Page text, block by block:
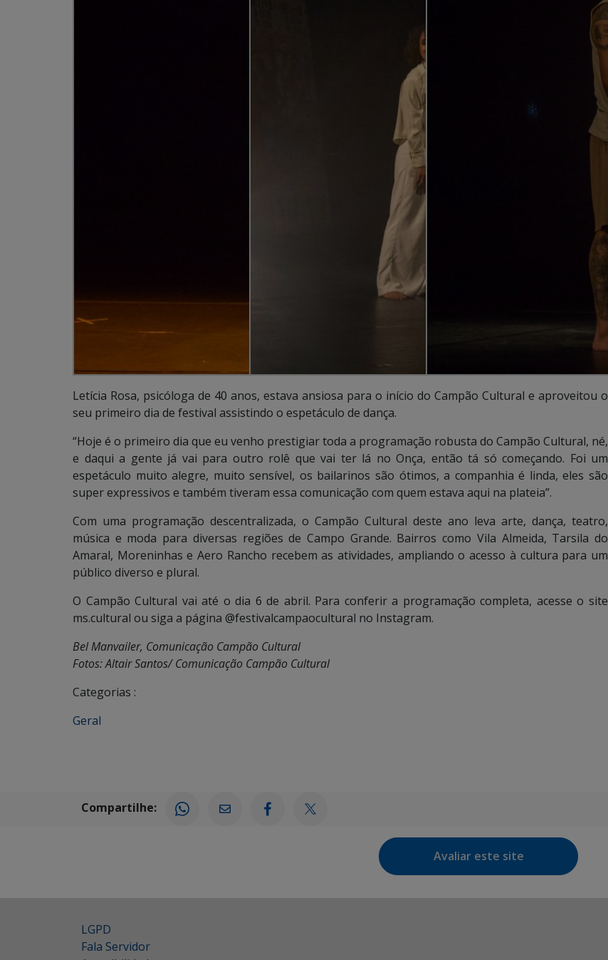
Letícia Rosa, psicóloga de 40 anos, estava ansiosa para o início do Campão Cultural e aproveitou o
seu primeiro dia de festival assistindo o espetáculo de dança.
“Hoje é o primeiro dia que eu venho prestigiar toda a programação robusta do Campão Cultural, né,
e daqui a gente já vai para outro rolê que vai ter lá no Onça, então tá só começando. Foi um
espetáculo muito alegre, muito sensível, os bailarinos são ótimos, a companhia é linda, eles são
super expressivos e também tiveram essa comunicação com quem estava aqui na plateia”.
Com uma programação descentralizada, o Campão Cultural deste ano leva arte, dança, teatro,
música e moda para diversas regiões de Campo Grande. Bairros como Vila Almeida, Tarsila do
Amaral, Moreninhas e Aero Rancho recebem as atividades, ampliando o acesso à cultura para um
público diverso e plural.
O Campão Cultural vai até o dia 6 de abril. Para conferir a programação completa, acesse o site
ms.cultural ou siga a página @festivalcampaocultural no Instagram.
Bel Manvailer, Comunicação Campão Cultural
Fotos: Altair Santos/ Comunicação Campão Cultural
Categorias :
Geral
Compartilhe:
Avaliar este site
LGPD
Fala Servidor